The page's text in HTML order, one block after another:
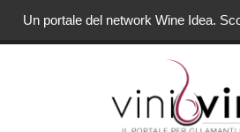
Un portale del network Wine Idea.